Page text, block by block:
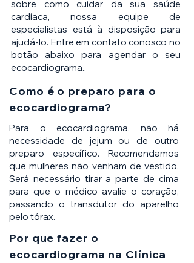
sobre como cuidar da sua saúde
cardíaca, nossa equipe de
especialistas está à disposição para
ajudá-lo. Entre em contato conosco no
botão abaixo para agendar o seu
ecocardiograma..
Como é o preparo para o
ecocardiograma?
Para o ecocardiograma, não há
necessidade de jejum ou de outro
preparo específico. Recomendamos
que mulheres não venham de vestido.
Será necessário tirar a parte de cima
para que o médico avalie o coração,
passando o transdutor do aparelho
pelo tórax.
Por que fazer o
ecocardiograma na Clínica